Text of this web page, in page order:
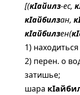
[(кIайилз-ес,
кIайбилзан,
кIайбилзен(
1)
2) перен. о
затишье;
шара